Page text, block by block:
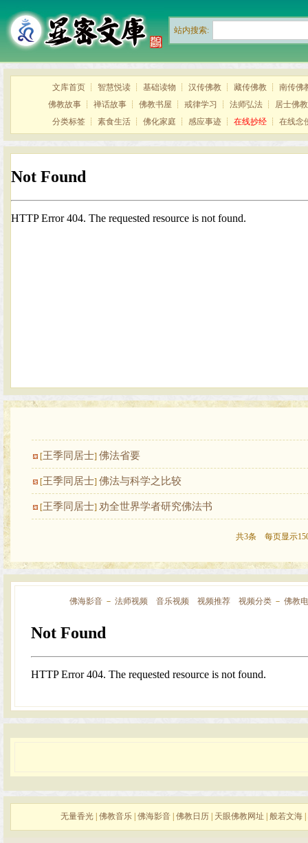
站内搜索:
文库首页 ┊ 智慧悦读 ┊ 基础读物 ┊ 汉传佛教 ┊ 藏传佛教 ┊ 南传佛
佛教故事 ┊ 禅话故事 ┊ 佛教书屋 ┊ 戒律学习 ┊ 法师弘法 ┊ 居士佛教
分类标签 ┊ 素食生活 ┊ 佛化家庭 ┊ 感应事迹 ┊ 在线抄经 ┊ 在线念
[王季同居士] 佛法省要
[王季同居士] 佛法与科学之比较
[王季同居士] 劝全世界学者研究佛法书
共3条 每页显示
佛海影音 － 法师视频 音乐视频 视频推荐 视频分类 － 佛教
无量香光 佛教音乐 佛海影音 佛教日历 天眼佛教网址 般若文海